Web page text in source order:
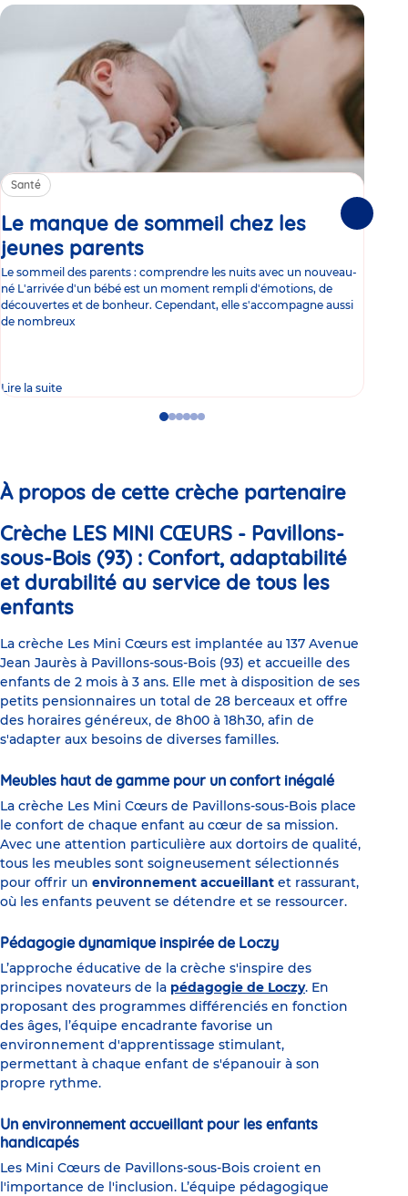
Santé
Le manque de sommeil chez les
jeunes parents
Le sommeil des parents : comprendre les nuits avec un nouveau-
né L'arrivée d'un bébé est un moment rempli d'émotions, de
découvertes et de bonheur. Cependant, elle s'accompagne aussi
de nombreux
Lire la suite
GoGoGoGo
GoGo
À propos de cette crèche partenaire
Crèche LES MINI CŒURS - Pavillons-
sous-Bois (93) : Confort, adaptabilité
et durabilité au service de tous les
enfants
La crèche Les Mini Cœurs est implantée au 137 Avenue
Jean Jaurès à Pavillons-sous-Bois (93) et accueille des
enfants de 2 mois à 3 ans. Elle met à disposition de ses
petits pensionnaires un total de 28 berceaux et offre
des horaires généreux, de 8h00 à 18h30, afin de
s'adapter aux besoins de diverses familles.
Meubles haut de gamme pour un confort inégalé
La crèche Les Mini Cœurs de Pavillons-sous-Bois place
le confort de chaque enfant au cœur de sa mission.
Avec une attention particulière aux dortoirs de qualité,
tous les meubles sont soigneusement sélectionnés
pour offrir un environnement accueillant et rassurant,
où les enfants peuvent se détendre et se ressourcer.
Pédagogie dynamique inspirée de Loczy
L’approche éducative de la crèche s'inspire des
principes novateurs de la pédagogie de Loczy. En
proposant des programmes différenciés en fonction
des âges, l’équipe encadrante favorise un
environnement d'apprentissage stimulant,
permettant à chaque enfant de s'épanouir à son
propre rythme.
Un environnement accueillant pour les enfants
handicapés
Les Mini Cœurs de Pavillons-sous-Bois croient en
l'importance de l'inclusion. L’équipe pédagogique